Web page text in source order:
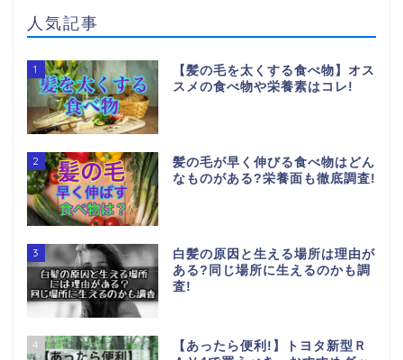
人気記事
1
【髪の毛を太くする食べ物】オス
スメの食べ物や栄養素はコレ!
2
髪の毛が早く伸びる食べ物はどん
なものがある?栄養面も徹底調査!
3
白髪の原因と生える場所は理由が
ある?同じ場所に生えるのかも調
査!
4
【あったら便利!】トヨタ新型Ｒ